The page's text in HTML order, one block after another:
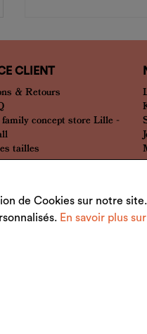
CLIENT
& Retours
family concept store Lille -
tailles
Légales Plan du site
de Cookies sur notre
En savoir plus